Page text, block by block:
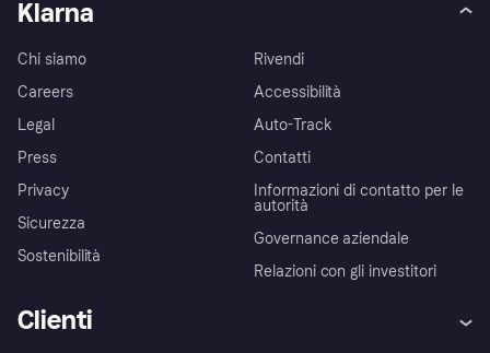
Klarna
Chi siamo
Careers
Legal
Press
Privacy
Sicurezza
Sostenibilità
Rivendi
Accessibilità
Auto-Track
Contatti
Informazioni di contatto per le
autorità
Governance aziendale
Relazioni con gli investitori
Clienti